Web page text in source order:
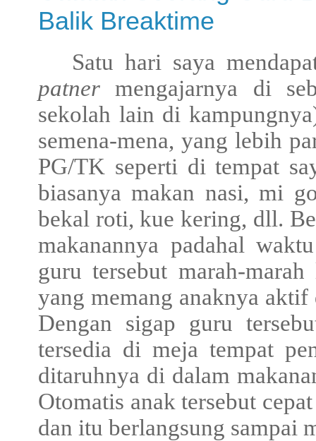
Balik Breaktime
Satu hari saya
patnermengajarnya di
sekolah lain di
semena-mena, yang lebih
PG/TK seperti di tempat
biasanya makan nasi, mi
bekal roti, kue kering, dll.
makanannya padahal
guru tersebut marah-
yang memang anaknya
Dengan sigap guru
tersedia di meja tempat
ditaruhnya di dalam
Otomatis anak tersebut
dan itu berlangsung sampai